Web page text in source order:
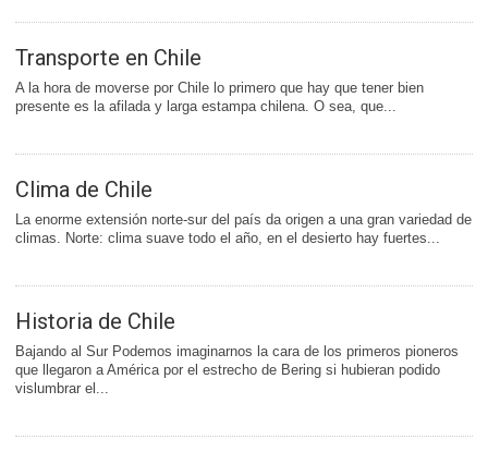
Transporte en Chile
A la hora de moverse por Chile lo primero que hay que tener bien
presente es la afilada y larga estampa chilena. O sea, que...
Clima de Chile
La enorme extensión norte-sur del país da origen a una gran variedad de
climas. Norte: clima suave todo el año, en el desierto hay fuertes...
Historia de Chile
Bajando al Sur Podemos imaginarnos la cara de los primeros pioneros
que llegaron a América por el estrecho de Bering si hubieran podido
vislumbrar el...